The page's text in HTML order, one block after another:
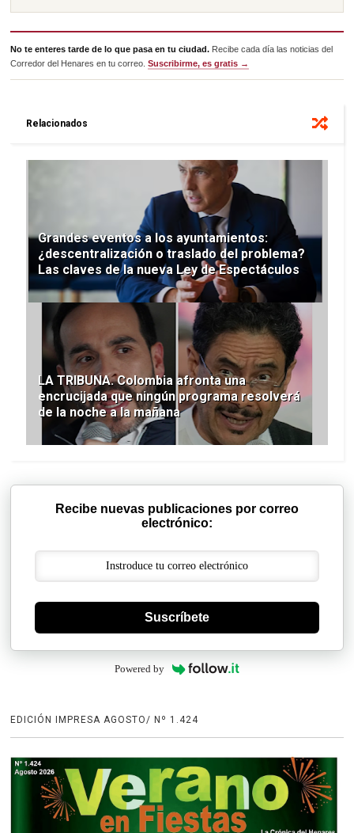
No te enteres tarde de lo que pasa en tu ciudad. Recibe cada día las noticias del
Corredor del Henares en tu correo.Suscribirme, es gratis →
Relacionados
Grandes eventos a los ayuntamientos:
¿descentralización o traslado del problema?
Las claves de la nueva Ley de Espectáculos
LA TRIBUNA. Colombia afronta una
encrucijada que ningún programa resolverá
de la noche a la mañana
Recibe nuevas publicaciones por correo
electrónico:
Suscríbete
Powered by
EDICIÓN IMPRESA AGOSTO/ Nº 1.424